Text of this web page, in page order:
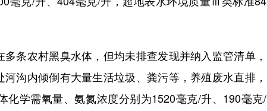
农村黑臭水体，但均未排查发现并纳入监管清单，
沟内倾倒有大量生活垃圾、粪污等，养殖废水直排，
化学需氧量、氨氮浓度分别为1520毫克/升、190毫克/